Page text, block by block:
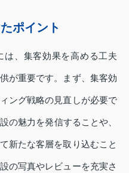
ポイント
は、集客効果を高める工夫
が重要です。まず、集客効
ング戦略の見直しが必要で
の魅力を発信することや、
新たな客層を取り込むこと
の写真やレビューを充実さ